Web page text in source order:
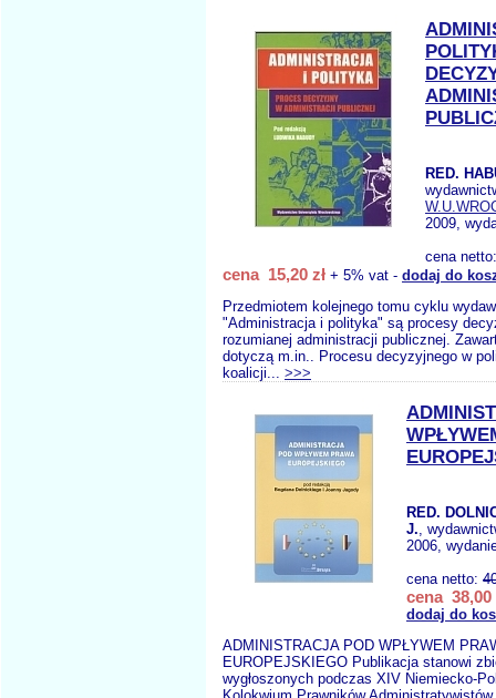
RED.
2009,
cena
cena 15,20 zł + 5% vat - dodaj do
Przedmiotem kolejnego tomu cyklu
"Administracja i polityka" są procesy
rozumianej administracji publicznej.
dotyczą m.in.. Procesu decyzyjnego w
koalicji... >>>
RED.
J.,
2006,
cena netto:
cena 38,00
dodaj do
ADMINISTRACJA POD WPŁYWEM
EUROPEJSKIEGO Publikacja stanowi
wygłoszonych podczas XIV Niemiecko-